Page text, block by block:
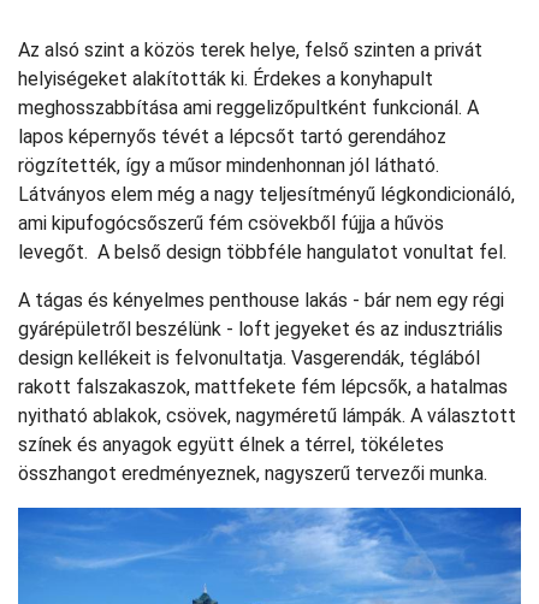
Az alsó szint a közös terek helye, felső szinten a privát
helyiségeket alakították ki. Érdekes a konyhapult
meghosszabbítása ami reggelizőpultként funkcionál. A
lapos képernyős tévét a lépcsőt tartó gerendához
rögzítették, így a műsor mindenhonnan jól látható.
Látványos elem még a nagy teljesítményű légkondicionáló,
ami kipufogócsőszerű fém csövekből fújja a hűvös
levegőt. A belső design többféle hangulatot vonultat fel.
A tágas és kényelmes penthouse lakás - bár nem egy régi
gyárépületről beszélünk - loft jegyeket és az indusztriális
design kellékeit is felvonultatja. Vasgerendák, téglából
rakott falszakaszok, mattfekete fém lépcsők, a hatalmas
nyitható ablakok, csövek, nagyméretű lámpák. A választott
színek és anyagok együtt élnek a térrel, tökéletes
összhangot eredményeznek, nagyszerű tervezői munka.